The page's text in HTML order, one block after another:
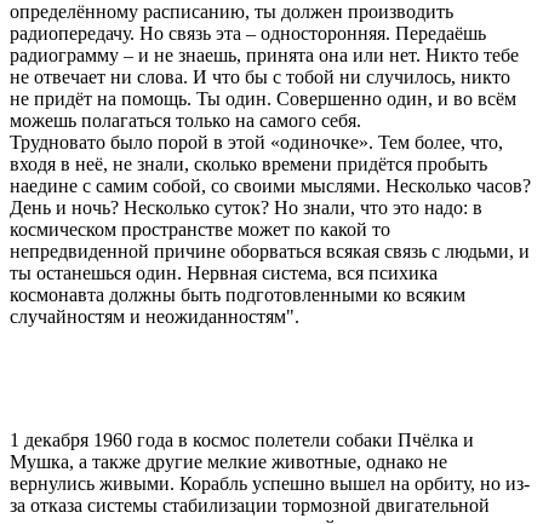
определённому расписанию, ты должен производить
радиопередачу. Но связь эта – односторонняя. Передаёшь
радиограмму – и не знаешь, принята она или нет. Никто тебе
не отвечает ни слова. И что бы с тобой ни случилось, никто
не придёт на помощь. Ты один. Совершенно один, и во всём
можешь полагаться только на самого себя.
Трудновато было порой в этой «одиночке». Тем более, что,
входя в неё, не знали, сколько времени придётся пробыть
наедине с самим собой, со своими мыслями. Несколько часов?
День и ночь? Несколько суток? Но знали, что это надо: в
космическом пространстве может по какой то
непредвиденной причине оборваться всякая связь с людьми, и
ты останешься один. Нервная система, вся психика
космонавта должны быть подготовленными ко всяким
случайностям и неожиданностям".
1 декабря 1960 года в космос полетели собаки Пчёлка и
Мушка, а также другие мелкие животные, однако не
вернулись живыми. Корабль успешно вышел на орбиту, но из-
за отказа системы стабилизации тормозной двигательной